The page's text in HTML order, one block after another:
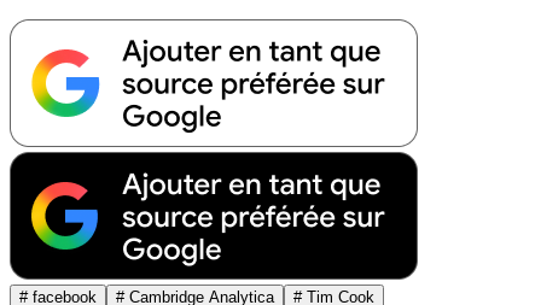
# facebook # Cambridge Analytica # Tim Cook